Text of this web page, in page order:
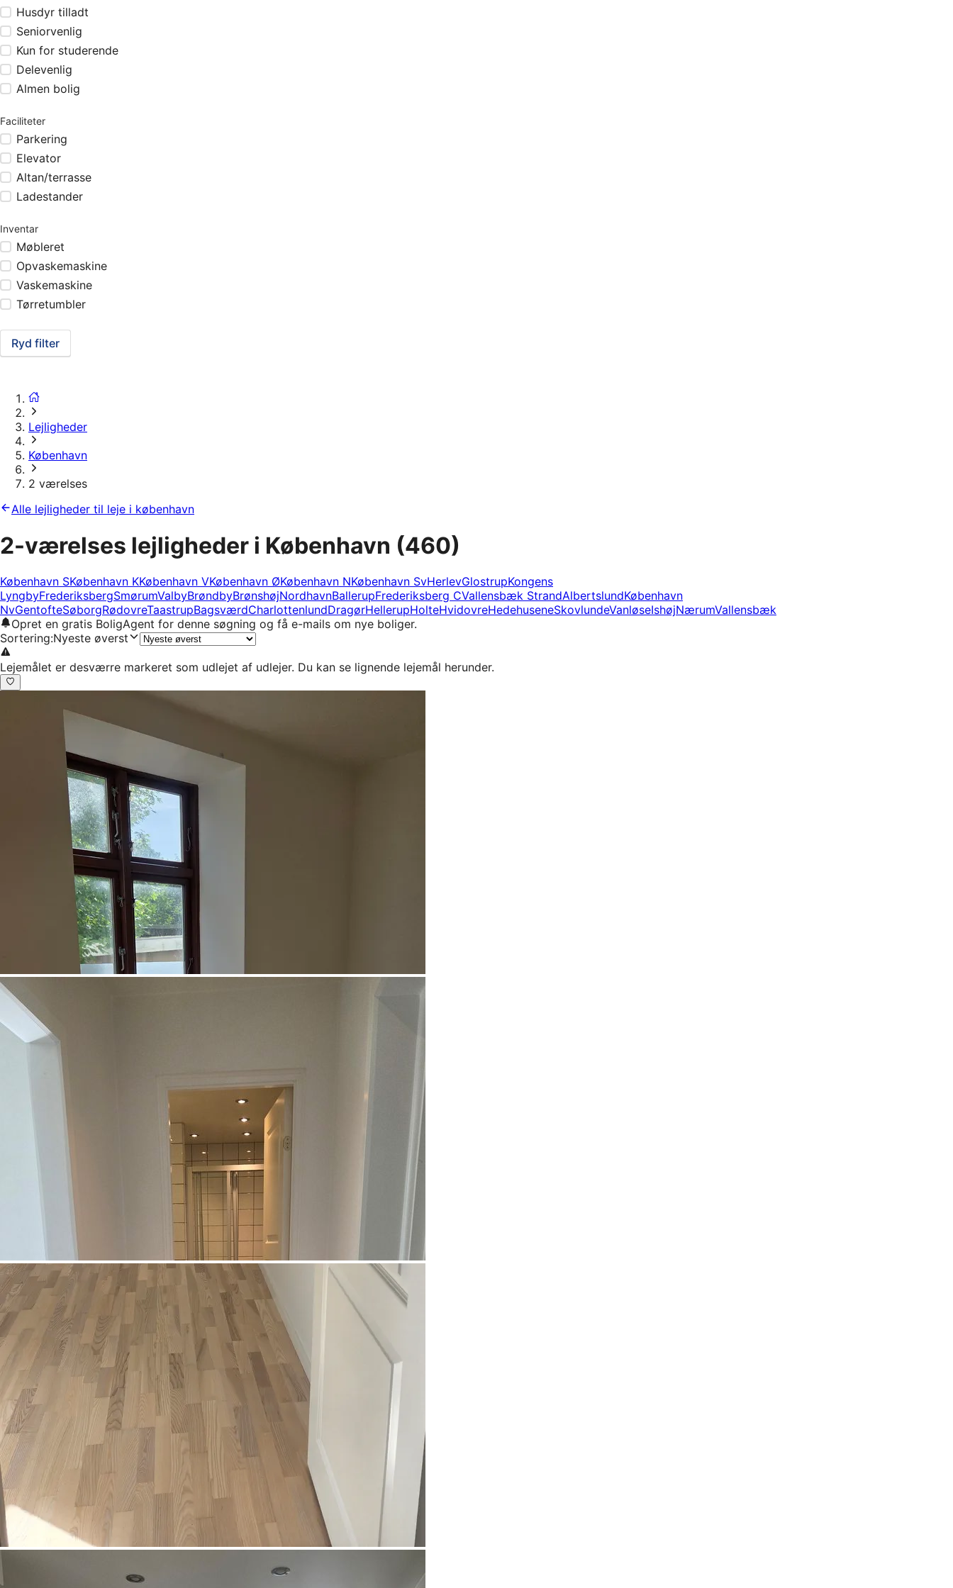
Husdyr tilladt
Seniorvenlig
Kun for studerende
Delevenlig
Almen bolig
Faciliteter
Parkering
Elevator
Altan/terrasse
Ladestander
Inventar
Møbleret
Opvaskemaskine
Vaskemaskine
Tørretumbler
Ryd filter
Lejligheder
København
2 værelses
Alle lejligheder til leje i københavn
2-værelses lejligheder i København (460)
København SKøbenhavn KKøbenhavn VKøbenhavn ØKøbenhavn NKøbenhavn SvHerlevGlostrupKongens
LyngbyFrederiksbergSmørumValbyBrøndbyBrønshøjNordhavnBallerupFrederiksberg CVallensbæk StrandAlbertslundKøbenhavn
NvGentofteSøborgRødovreTaastrupBagsværdCharlottenlundDragørHellerupHolteHvidovreHedehuseneSkovlundeVanløseIshøjNærumVallensbæk
Opret en gratis BoligAgent for denne søgning og få e-mails om nye boliger.
Sortering:Nyeste øverst
Lejemålet er desværre markeret som udlejet af udlejer. Du kan se lignende lejemål herunder.